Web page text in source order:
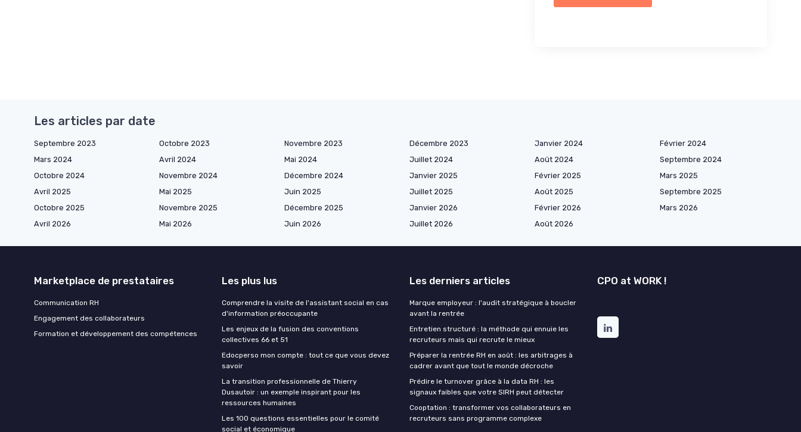
Les articles par date
Septembre 2023 Octobre 2023 Novembre 2023 Décembre 2023 Janvier 2024
Février 2024
Mars 2024
Avril 2024 Mai 2024 Juillet 2024 Août 2024
Septembre 2024
Octobre 2024
Novembre 2024 Décembre 2024 Janvier 2025 Février 2025
Mars 2025
Avril 2025
Mai 2025 Juin 2025 Juillet 2025 Août 2025
Septembre 2025
Octobre 2025
Novembre 2025 Décembre 2025 Janvier 2026 Février 2026
Mars 2026
Avril 2026
Mai 2026 Juin 2026 Juillet 2026 Août 2026
Marketplace de prestataires
Communication RH
Engagement des collaborateurs
Formation et développement des compétences
Les plus lus
Comprendre la visite de l'assistant social en cas
d'information préoccupante
Les enjeux de la fusion des conventions
collectives 66 et 51
Edocperso mon compte : tout ce que vous devez
savoir
La transition professionnelle de Thierry
Dusautoir : un exemple inspirant pour les
ressources humaines
Les 100 questions essentielles pour le comité
social et économique
Les derniers articles
Marque employeur : l'audit stratégique à boucler
avant la rentrée
Entretien structuré : la méthode qui ennuie les
recruteurs mais qui recrute le mieux
Préparer la rentrée RH en août : les arbitrages à
cadrer avant que tout le monde décroche
Prédire le turnover grâce à la data RH : les
signaux faibles que votre SIRH peut détecter
Cooptation : transformer vos collaborateurs en
recruteurs sans programme complexe
CPO at WORK !